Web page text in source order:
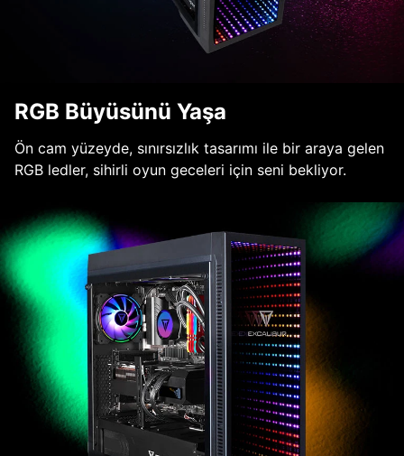
RGB Büyüsünü Yaşa
Ön cam yüzeyde, sınırsızlık tasarımı ile bir araya gelen
RGB ledler, sihirli oyun geceleri için seni bekliyor.